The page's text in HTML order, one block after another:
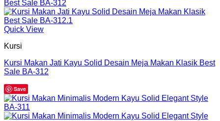
Quick View
Kursi
Kursi Makan Jati Kayu Solid Desain Meja Makan Klasik Best
Sale BA-312
Save